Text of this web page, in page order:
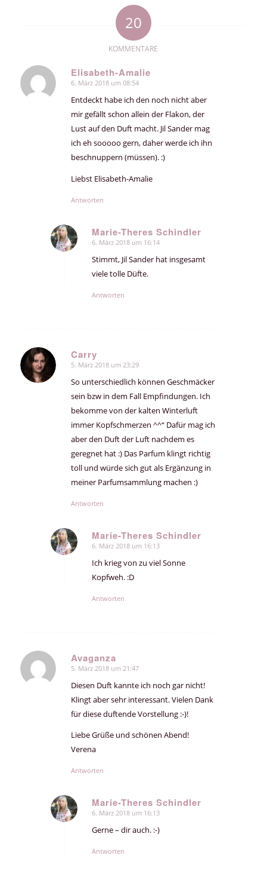
20
KOMMENTARE
Elisabeth-Amalie
sagte:
6. März 2018 um 08:54
Entdeckt habe ich den noch nicht aber
mir gefällt schon allein der Flakon, der
Lust auf den Duft macht. Jil Sander mag
ich eh sooooo gern, daher werde ich ihn
beschnuppern (müssen). :)
Liebst Elisabeth-Amalie
Antworten
Marie-Theres Schindler
sagte:
6. März 2018 um 16:14
Stimmt, Jil Sander hat insgesamt
viele tolle Düfte.
Antworten
Carry
sagte:
5. März 2018 um 23:29
So unterschiedlich können Geschmäcker
sein bzw in dem Fall Empfindungen. Ich
bekomme von der kalten Winterluft
immer Kopfschmerzen ^^“ Dafür mag ich
aber den Duft der Luft nachdem es
geregnet hat :) Das Parfum klingt richtig
toll und würde sich gut als Ergänzung in
meiner Parfumsammlung machen :)
Antworten
Marie-Theres Schindler
sagte:
6. März 2018 um 16:13
Ich krieg von zu viel Sonne
Kopfweh. :D
Antworten
Avaganza
sagte:
5. März 2018 um 21:47
Diesen Duft kannte ich noch gar nicht!
Klingt aber sehr interessant. Vielen Dank
für diese duftende Vorstellung :-)!
Liebe Grüße und schönen Abend!
Verena
Antworten
Marie-Theres Schindler
sagte:
6. März 2018 um 16:13
Gerne – dir auch. :-)
Antworten